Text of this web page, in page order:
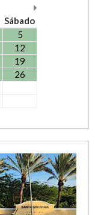
Sábado
5
12
19
26